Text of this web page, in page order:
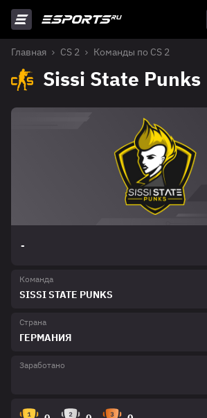
Главная CS 2 Команды по CS 2
Sissi State Punks
-
Команда
SISSI STATE PUNKS
Страна
ГЕРМАНИЯ
Заработано